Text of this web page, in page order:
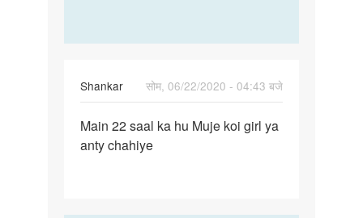
Shankar
सोम, 06/22/2020 - 04:43 बजे
Main
22
Main 22 saal ka hu Muje koi girl ya
anty chahiye